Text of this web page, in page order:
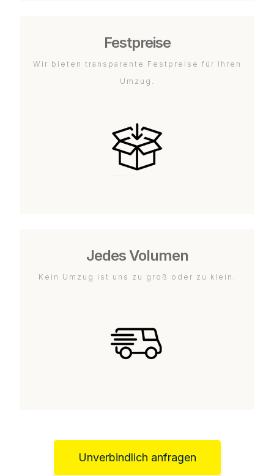
Festpreise
Wir bieten transparente Festpreise für Ihren
Umzug.
Jedes Volumen
Kein Umzug ist uns zu groß oder zu klein.
Unverbindlich anfragen